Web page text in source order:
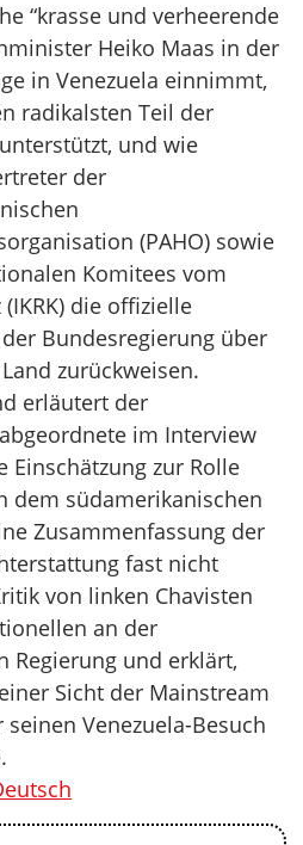
“krasse und verheerende
Heiko Maas in der
in Venezuela einnimmt,
radikalsten Teil der
und wie
der
(PAHO) sowie
Komitees vom
(IKRK) die offizielle
Bundesregierung über
zurückweisen.
erläutert der
im Interview
Einschätzung zur Rolle
dem südamerikanischen
Zusammenfassung der
fast nicht
von linken Chavisten
an der
Regierung und erklärt,
Sicht der Mainstream
Venezuela-Besuch